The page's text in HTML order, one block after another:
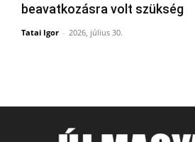
beavatkozásra volt szükség
Tatai Igor - 2026, július 30.